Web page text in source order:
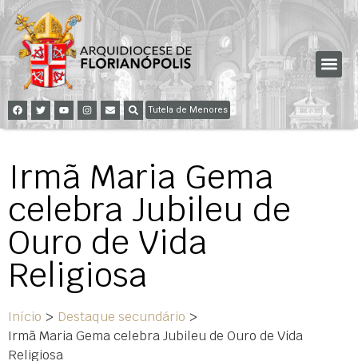
Tutela de Menores
Irmã Maria Gema
celebra Jubileu de
Ouro de Vida
Religiosa
Início > Destaque secundário >
Irmã Maria Gema celebra Jubileu de Ouro de Vida
Religiosa